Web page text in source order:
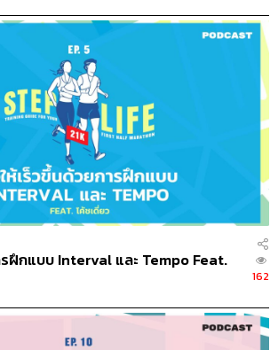
ำหนักเยอะต้องเจอเรื่องปัญหาขาและ
มือนเสาเข็มที่เคยรับน้ำหนัก 100 กิโลกรัม
ยไปครึ่งหนึ่ง เสาเข็มต้นเดิมมันก็น้ำหนัก
ห้เราวิ่งได้เร็วขึ้น ไม่เหนื่อยง่าย และทำให้
อัตโนมัติ
กิโลเมตรแรกในชีวิต
ไฟครับ มันคือวันเดียวกับที่ผมคิดเรื่อง
เวลาเราเหนื่อยมากๆ เราจะ enjoy eating
าเข้าไปอีกมันก็ไม่คุ้มกับที่เราลงแรงลงไป
ฤติกรรมเลยครับ การวิ่ง 5 กิโลเมตรแรก
ผมมากในแง่ของการเปลี่ยนพฤติกรรม
ที่ลงวิ่งสู่อีกหลายรายการในชีวิต
ฝึกแบบ Interval และ Tempo Feat.
162